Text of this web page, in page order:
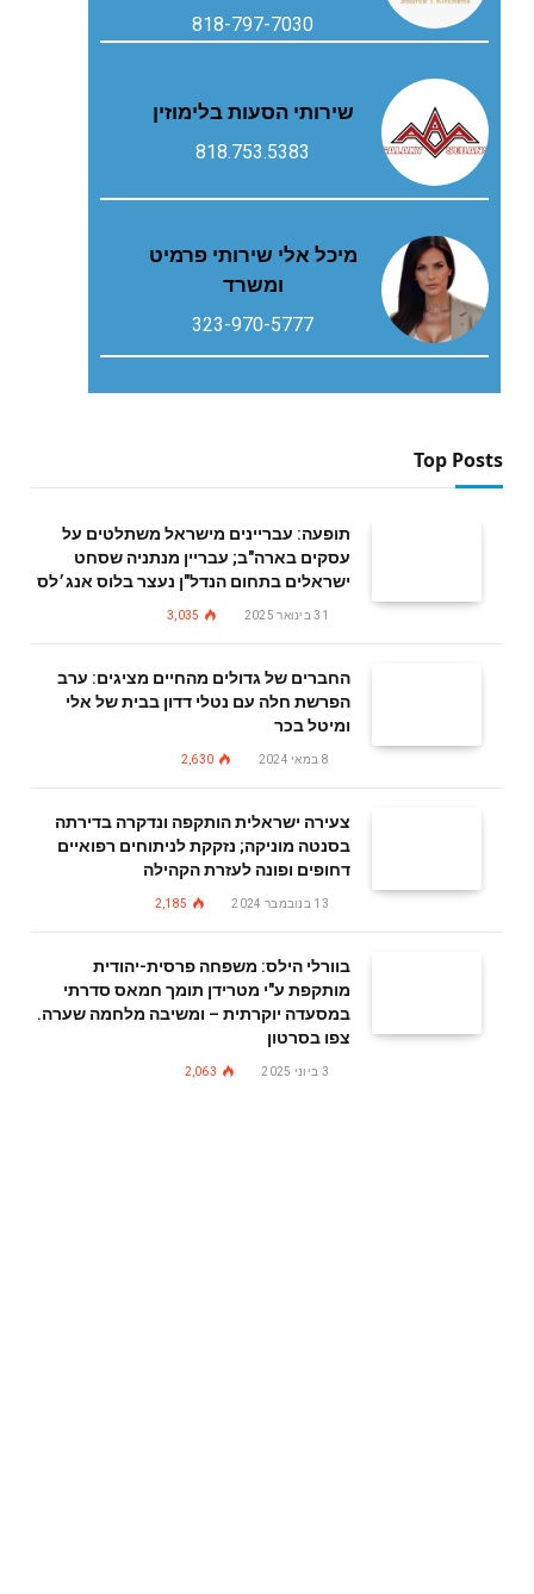
818-797-7030
שירותי הסעות בלימוזין
818.753.5383
מיכל אלי שירותי פרמיט
ומשרד
323-970-5777
Top Posts
תופעה: עבריינים מישראל משתלטים על
עסקים בארה"ב; עבריין מנתניה שסחט
ישראלים בתחום הנדל"ן נעצר בלוס אנג׳לס
31 בינואר 2025 3,035
החברים של גדולים מהחיים מציגים: ערב
הפרשת חלה עם נטלי דדון בבית של אלי
ומיטל בכר
8 במאי 2024 2,630
צעירה ישראלית הותקפה ונדקרה בדירתה
בסנטה מוניקה; נזקקת לניתוחים רפואיים
דחופים ופונה לעזרת הקהילה
13 בנובמבר 2024 2,185
בוורלי הילס: משפחה פרסית-יהודית
מותקפת ע"י מטרידן תומך חמאס סדרתי
במסעדה יוקרתית – ומשיבה מלחמה שערה.
צפו בסרטון
3 ביוני 2025 2,063